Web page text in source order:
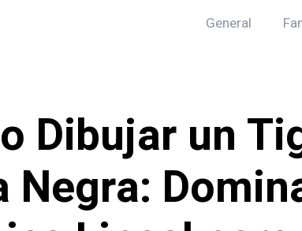
General
Dibujar un
Negra: